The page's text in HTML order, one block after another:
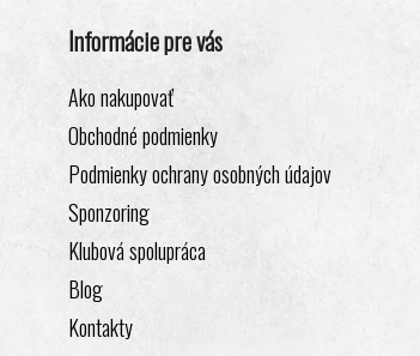
Informácie pre vás
Ako nakupovať
Obchodné podmienky
Podmienky ochrany osobných údajov
Sponzoring
Klubová spolupráca
Blog
Kontakty